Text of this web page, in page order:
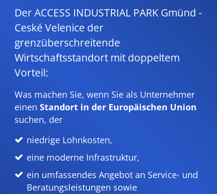
Der ACCESS INDUSTRIAL PARK Gmünd -
Ceské Velenice der
grenzüberschreitende
Wirtschaftsstandort mit doppeltem
Vorteil:
Was machen Sie, wenn Sie als Unternehmer
einen Standort in der Europäischen Union
suchen, der
niedrige Lohnkosten,
eine moderne Infrastruktur,
ein umfassendes Angebot an Service- und
Beratungsleistungen sowie